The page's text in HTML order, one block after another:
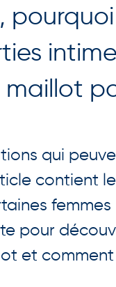
qui
contient
pour
et comment